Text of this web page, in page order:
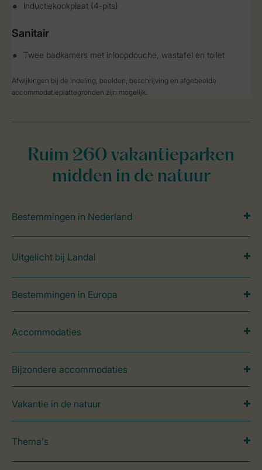
Inductiekookplaat (4-pits)
Sanitair
Twee badkamers met inloopdouche, wastafel en toilet
Afwijkingen bij de indeling, beelden, beschrijving en afgebeelde
accommodatieplattegronden zijn mogelijk.
Ruim 260 vakantieparken
midden in de natuur
Bestemmingen in Nederland
Uitgelicht bij Landal
Bestemmingen in Europa
Accommodaties
Bijzondere accommodaties
Vakantie in de natuur
Thema's